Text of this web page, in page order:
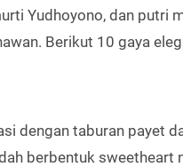
Yudhoyono, dan putri
Berikut 10 gaya
dengan taburan payet
berbentuk sweetheart